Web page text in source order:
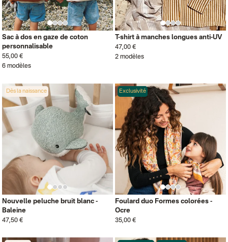
Sac à dos en gaze de coton
personnalisable
55,00 €
6 modèles
T-shirt à manches longues anti-UV
47,00 €
2 modèles
Dès la naissance
Nouvelle peluche bruit blanc -
Baleine
47,50 €
Exclusivité
Foulard duo Formes colorées -
Ocre
35,00 €